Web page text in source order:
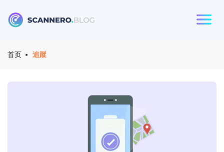
首页 追蹤